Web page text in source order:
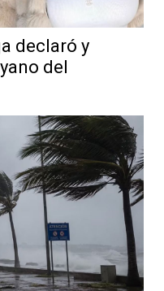
declaró y
del